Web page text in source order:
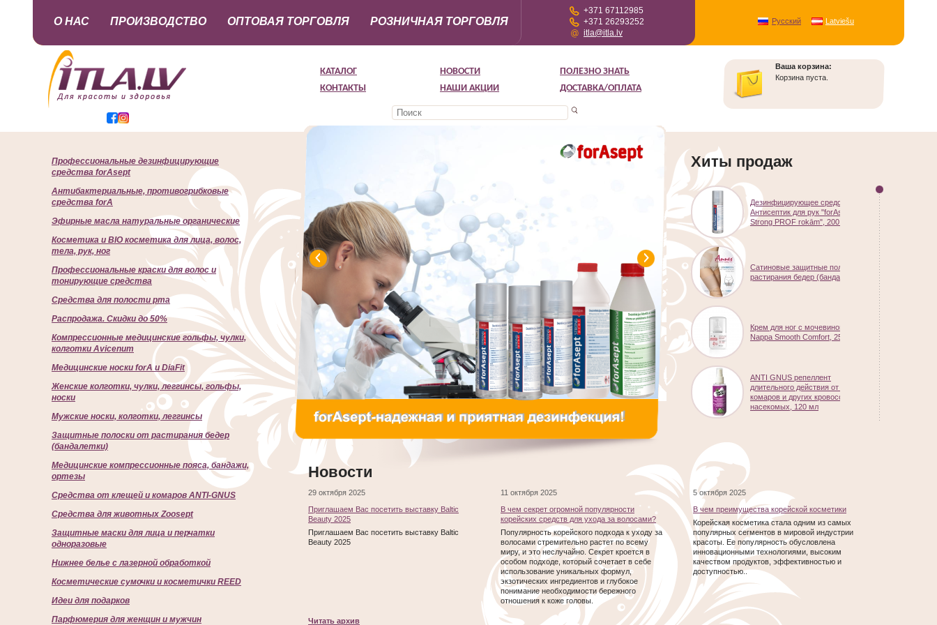
КАТАЛОГ НОВОСТИ
ПОЛЕЗНО ЗНАТЬ
КОНТАКТЫ
НАШИ АКЦИИ ДОСТАВКА/ОПЛАТА
Ваша корзина:
Корзина пуста.
О НАС ПРОИЗВОДСТВО ОПТОВАЯ ТОРГОВЛЯ РОЗНИЧНАЯ ТОРГОВЛЯ
+371 67112985
+371 26293252
itla@itla.lv
Русский Latviešu
Хиты продаж
Дезинфицирующее средство –
Антисептик для рук "forAsept
Strong PROF rokām", 200 ml
Сатиновые защитные полоски от
растирания бедер (бандалетки)
Крем для ног с мочевиной 30%
Nappa Smooth Comfort, 250 ml
ANTI GNUS репеллент
длительного действия от клещей,
комаров и других кровососущих
насекомых, 120 мл
Профессиональное
дезинфицирующее средство для
дезинфекции поверхностей и
предметов "forAsept Professional
концентрат" 5 L
Компрессионные гольфы
AVICENUM 140, Ccl-1
Средство для дезинфекции
Новости
29 октября 2025
Приглашаем Вас посетить выставку Baltic
Beauty 2025
Приглашаем Вас посетить выставку Baltic
Beauty 2025
11 октября 2025
В чем секрет огромной популярности
корейских средств для ухода за волосами?
Популярность корейского подхода к уходу за
волосами стремительно растет по всему
миру, и это неслучайно. Секрет кроется в
особом подходе, который сочетает в себе
использование уникальных формул,
экзотических ингредиентов и глубокое
понимание необходимости бережного
отношения к коже головы.
5 октября 2025
В чем преимущества корейской косметики
Корейская косметика стала одним из самых
популярных сегментов в мировой индустрии
красоты. Ее популярность обусловлена
инновационными технологиями, высоким
качеством продуктов, эффективностью и
доступностью..
Читать архив
Профессиональные дезинфицирующие
средства forAsept
Антибактериальные, противогрибковые
средства forA
Эфирные масла натуральные органические
Косметика и BIO косметика для лица, волос,
тела, рук, ног
Профессиональные краски для волос и
тонирующие средства
Cредства для полости рта
Распродажа. Скидки до 50%
Компрессионные медицинские гольфы, чулки,
колготки Avicenum
Медицинские носки forA и DiaFit
Женские колготки, чулки, леггинсы, гольфы,
носки
Мужские носки, колготки, леггинсы
Защитные полоски от растирания бедер
(бандалетки)
Медицинские компрессионные пояса, бандажи,
ортезы
Средства от клещей и комаров ANTI-GNUS
Средства для животных Zoosept
Защитные маски для лица и перчатки
одноразовые
Нижнее белье с лазерной обработкой
Косметические сумочки и косметички REED
Идеи для подарков
Парфюмерия для женщин и мужчин